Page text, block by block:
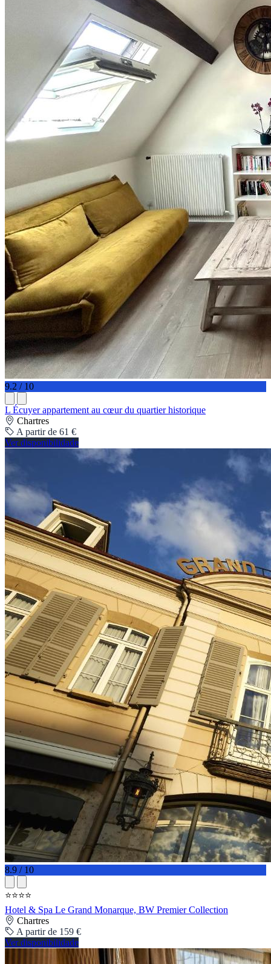
9.2 / 10
L Écuyer appartement au cœur du quartier historique
Chartres
A partir de 61 €
Ver disponibilidade
8.9 / 10
⭐⭐⭐⭐
Hotel & Spa Le Grand Monarque, BW Premier Collection
Chartres
A partir de 159 €
Ver disponibilidade